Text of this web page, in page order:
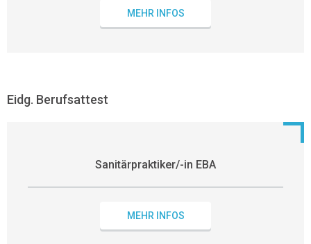
MEHR INFOS
Eidg. Berufsattest
Sanitärpraktiker/-in EBA
MEHR INFOS